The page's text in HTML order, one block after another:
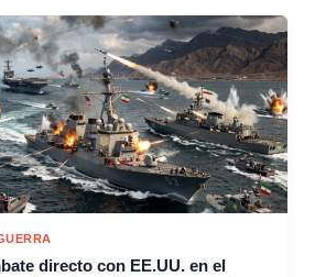
directo con EE.UU. en el